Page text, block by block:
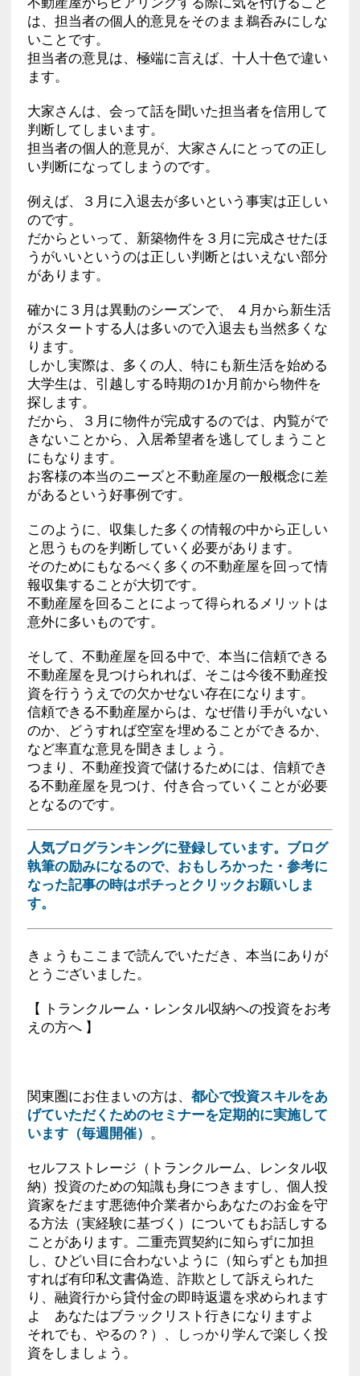
は、担当者の個人的意見をそのまま鵜呑みにしな
いことです。
担当者の意見は、極端に言えば、十人十色で違い
ます。
大家さんは、会って話を聞いた担当者を信用して
判断してしまいます。
担当者の個人的意見が、大家さんにとっての正し
い判断になってしまうのです。
例えば、３月に入退去が多いという事実は正しい
のです。
だからといって、新築物件を３月に完成させたほ
うがいいというのは正しい判断とはいえない部分
があります。
確かに３月は異動のシーズンで、 ４月から新生活
がスタートする人は多いので入退去も当然多くな
ります。
しかし実際は、多くの人、特にも新生活を始める
大学生は、引越しする時期の1か月前から物件を
探します。
だから、３月に物件が完成するのでは、内覧がで
きないことから、入居希望者を逃してしまうこと
にもなります。
お客様の本当のニーズと不動産屋の一般概念に差
があるという好事例です。
このように、収集した多くの情報の中から正しい
と思うものを判断していく必要があります。
そのためにもなるべく多くの不動産屋を回って情
報収集することが大切です。
不動産屋を回ることによって得られるメリットは
意外に多いものです。
そして、不動産屋を回る中で、本当に信頼できる
不動産屋を見つけられれば、そこは今後不動産投
資を行ううえでの欠かせない存在になります。
信頼できる不動産屋からは、なぜ借り手がいない
のか、どうすれば空室を埋めることができるか、
など率直な意見を聞きましょう。
つまり、不動産投資で儲けるためには、信頼でき
る不動産屋を見つけ、付き合っていくことが必要
となるのです。
人気ブログランキングに登録しています。ブログ
執筆の励みになるので、おもしろかった・参考に
なった記事の時はポチっとクリックお願いしま
す。
きょうもここまで読んでいただき、本当にありが
とうございました。
【 トランクルーム・レンタル収納への投資をお考
えの方へ 】
関東圏にお住まいの方は、 都心で投資スキルをあ
げていただくためのセミナーを定期的に実施して
います（毎週開催） 。
セルフストレージ（トランクルーム、レンタル収
納）投資のための知識も身につきますし、個人投
資家をだます悪徳仲介業者からあなたのお金を守
る方法（実経験に基づく）についてもお話しする
ことがあります。二重売買契約に知らずに加担
し、ひどい目に合わないように（知らずとも加担
すれば有印私文書偽造、詐欺として訴えられた
り、融資行から貸付金の即時返還を求められます
よ あなたはブラックリスト行きになりますよ
それでも、やるの？）、しっかり学んで楽しく投
資をしましょう。